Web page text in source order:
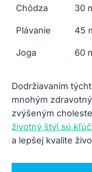
Chôdza 30
Plávanie 45
Joga 60
Dodržiavaním
mnohým
zvýšeným
životný štýl sú
a lepšej kvalite